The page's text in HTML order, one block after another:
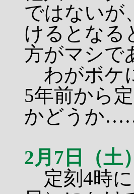
ではないが
けるとなる
方がマシで
わがボケ
5年前から
かどうか
2月7日（土
定刻4時に